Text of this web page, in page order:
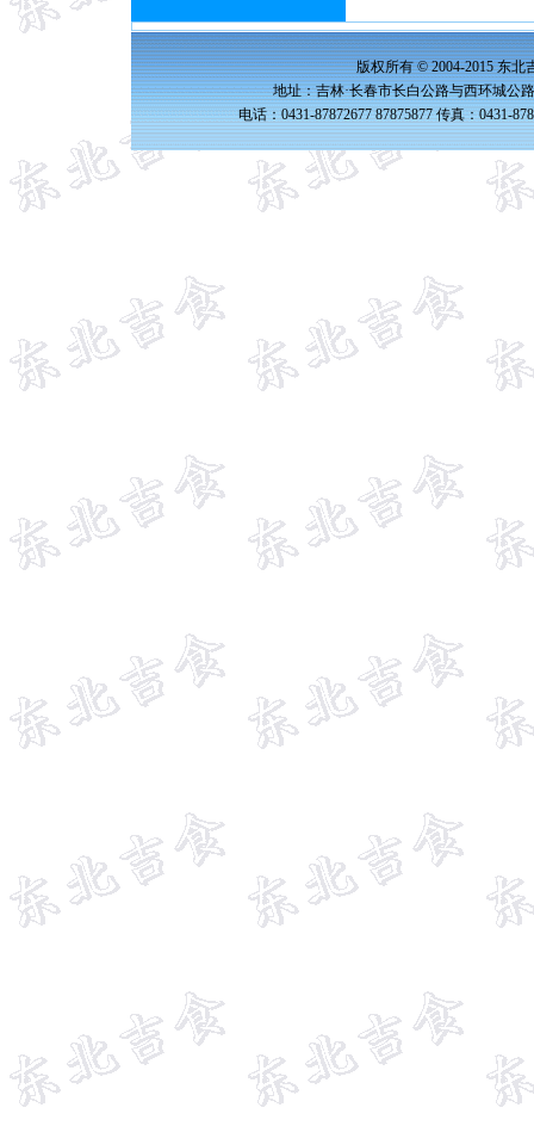
版权所有 © 2004-2015 东北
地址：吉林·长春市长白公路与西环城公
电话：0431-87872677 87875877 传真：0431-